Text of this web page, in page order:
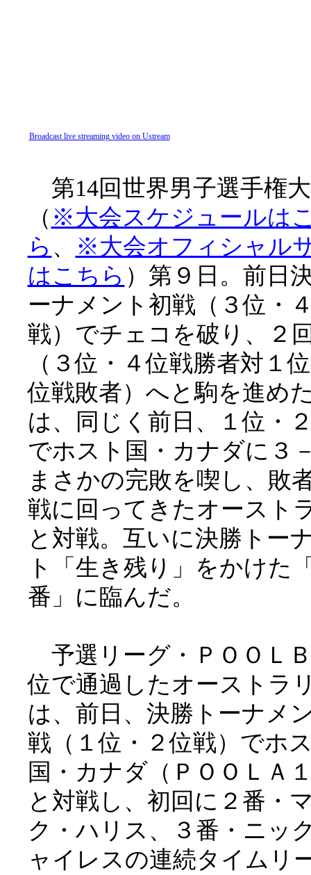
Broadcast live streaming video on Ustream
第14回世界男子選手権
（ ※大会スケジュールは
ら 、
※大会オフィシャル
はこちら ）第９日。前日
ーナメント初戦（３位・
戦）でチェコを破り、２
（３位・４位戦勝者対１
位戦敗者）へと駒を進め
は、同じく前日、１位・
でホスト国・カナダに３
まさかの完敗を喫し、敗
戦に回ってきたオースト
と対戦。互いに決勝トー
ト「生き残り」をかけた
番」に臨んだ。
予選リーグ・ＰＯＯＬ
位で通過したオーストラ
は、前日、決勝トーナメ
戦（１位・２位戦）でホ
国・カナダ（ＰＯＯＬＡ
と対戦し、初回に２番・
ク・ハリス、３番・ニッ
ャイレスの連続タイムリ